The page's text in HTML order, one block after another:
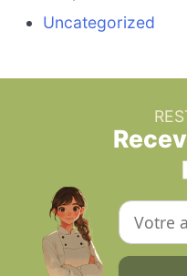
Uncategorized